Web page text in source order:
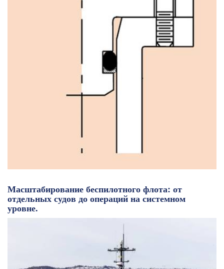
Масштабирование беспилотного флота: от
отдельных судов до операций на системном
уровне.